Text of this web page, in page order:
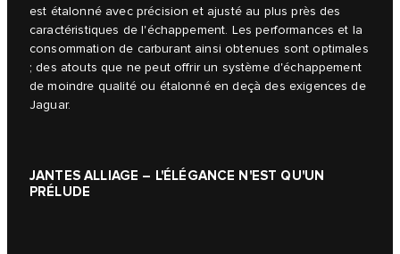
est étalonné avec précision et ajusté au plus près des
caractéristiques de l'échappement. Les performances et la
consommation de carburant ainsi obtenues sont optimales
; des atouts que ne peut offrir un système d'échappement
de moindre qualité ou étalonné en deçà des exigences de
Jaguar.
JANTES ALLIAGE – L'ÉLÉGANCE N'EST QU'UN
PRÉLUDE